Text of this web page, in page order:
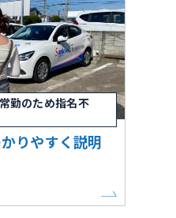
勤のため指名不
りやすく説明